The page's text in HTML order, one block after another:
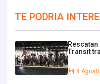
TE PODRIA
Transit
8